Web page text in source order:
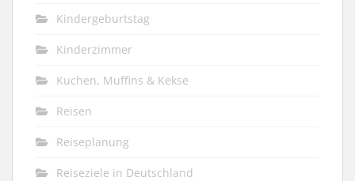
Kindergeburtstag
Kinderzimmer
Kuchen, Muffins & Kekse
Reisen
Reiseplanung
Reiseziele in Deutschland